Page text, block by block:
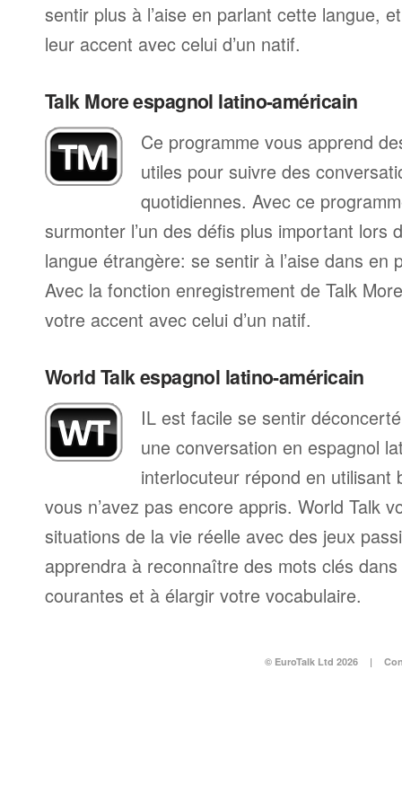
sentir plus à l’aise en parlant cette langue,
leur accent avec celui d’un natif.
Talk More espagnol latino-américain
Ce programme vous apprend
utiles pour suivre des
quotidiennes. Avec ce
surmonter l’un des défis plus important lors
langue étrangère: se sentir à l’aise dans en
Avec la fonction enregistrement de Talk
votre accent avec celui d’un natif.
World Talk espagnol latino-américain
IL est facile se sentir
une conversation en espagnol
interlocuteur répond en utilisant
vous n’avez pas encore appris. World Talk
situations de la vie réelle avec des jeux
apprendra à reconnaître des mots clés
courantes et à élargir votre vocabulaire.
© EuroTalk Ltd 2026 |